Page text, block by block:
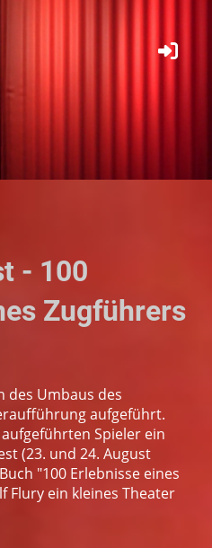
- 100
Zugführers
des Umbaus des
aufgeführt.
Spieler ein
(23. und 24. August
"100 Erlebnisse eines
Flury ein kleines Theater